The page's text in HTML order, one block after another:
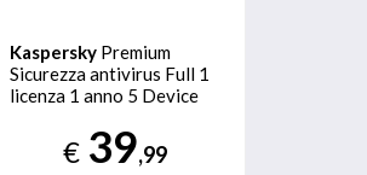
Kaspersky Premium
Sicurezza antivirus Full 1
licenza 1 anno 5 Device
€ 39,99